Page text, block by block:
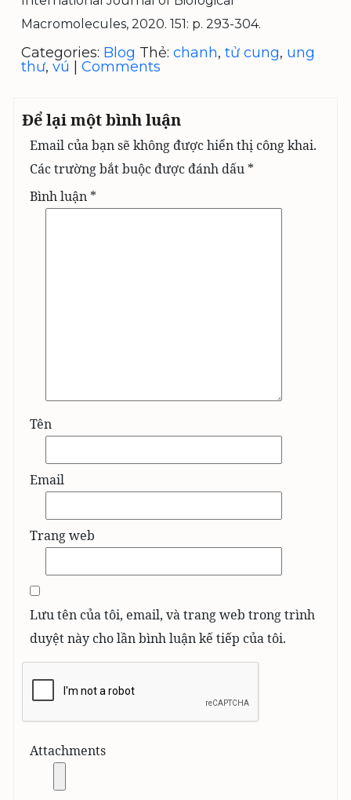
Macromolecules, 2020. 151: p. 293-304.
Categories: Blog Thẻ: chanh, tử cung, ung
thư, vú Comments
Để lại một bình luận
Email của bạn sẽ không được hiển thị công khai.
Các trường bắt buộc được đánh dấu *
Bình luận *
Tên
Email
Trang web
Lưu tên của tôi, email, và trang web trong trình
duyệt này cho lần bình luận kế tiếp của tôi.
Attachments